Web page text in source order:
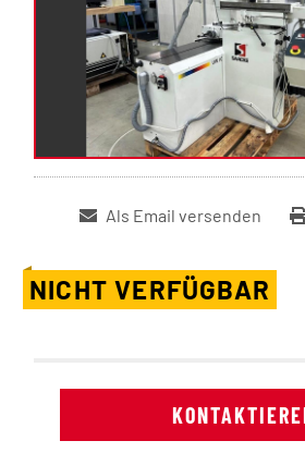
Als Email versenden
NICHT VERFÜGBAR